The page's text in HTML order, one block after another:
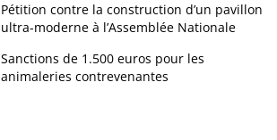
Pétition contre la construction d’un pavillon
ultra-moderne à l’Assemblée Nationale
Sanctions de 1.500 euros pour les
animaleries contrevenantes